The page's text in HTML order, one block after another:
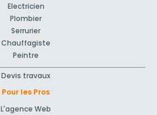
Electricien
Plombier
Serrurier
Chauffagiste
Peintre
Devis travaux
Pour les Pros
L'agence Web